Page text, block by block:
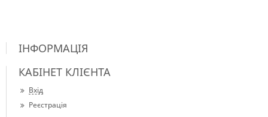
ІНФОРМАЦІЯ
КАБІНЕТ КЛІЄНТА
Вхід
Реєстрація